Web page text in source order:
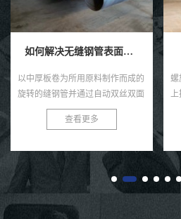
直缝焊管的行情价格
螺旋钢管厂家生产 直缝焊管价格
上扬，市场逐渐回升，据调查市场
5月份直缝钢管项目全面启动早，
项目项目多，为了新一代人工智能
商...
查看更多
螺
的
逐...